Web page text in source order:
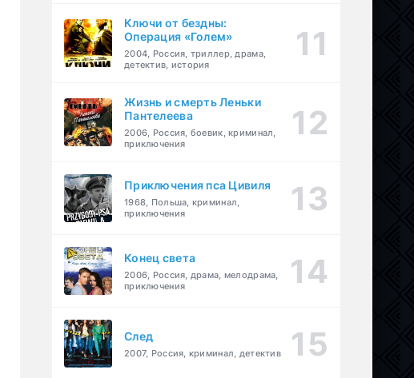
Ключи от бездны:
Операция «Голем»
2004, Россия, триллер, драма,
детектив, история
Жизнь и смерть Леньки
Пантелеева
2006, Россия, боевик, криминал,
приключения
Приключения пса Цивиля
1968, Польша, криминал,
приключения
Конец света
2006, Россия, драма, мелодрама,
приключения
След
2007, Россия, криминал, детектив